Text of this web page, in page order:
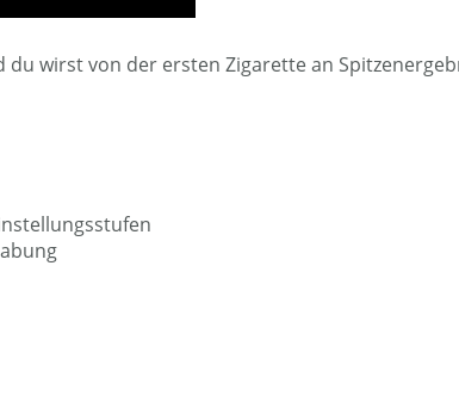
wirst von der ersten Zigarette an